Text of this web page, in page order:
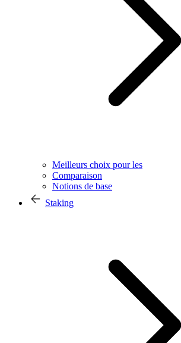
Meilleurs choix pour les
Comparaison
Notions de base
Staking